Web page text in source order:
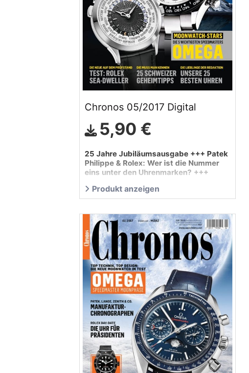
Chronos 05/2017 Digital
5,90 €
25 Jahre Jubiläumsausgabe +++ Patek
Philippe & Rolex: Wer ist die Nummer
eins unter den Uhrenmarken? +++
Produkt anzeigen